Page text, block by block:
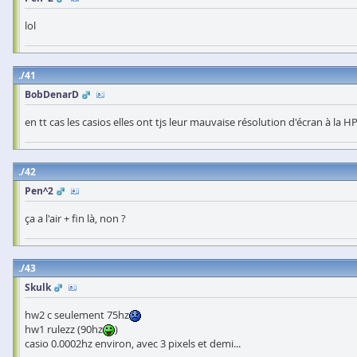
lol
41
BobDenarD
en tt cas les casios elles ont tjs leur mauvaise résolution d'écran à la
42
Pen^2
ça a l'air + fin là, non ?
43
Skulk
hw2 c seulement 75hz
hw1 rulezz (90hz
)
casio 0.0002hz environ, avec 3 pixels et demi...